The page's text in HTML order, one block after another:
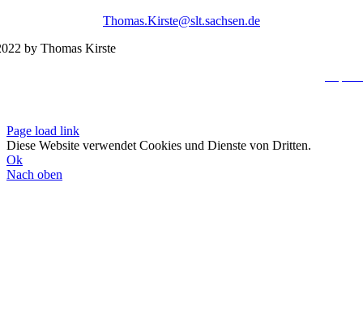
Thomas.Kirste@slt.sachsen.de
by Thomas Kirste
Page load link
Diese Website verwendet Cookies und Dienste von Dritten.
Ok
Nach oben